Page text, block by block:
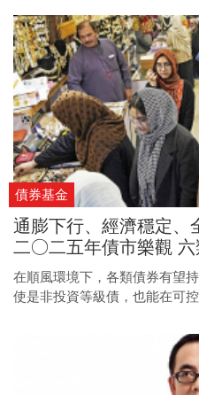
進入新的一年，本刊特邀三位
人，分享其致勝祕訣，並提供
債券基金
通膨下行、經濟穩定、
二○二五年債市樂觀 六
在順風環境下，各類債券有望
使是非投資等級債，也能在可